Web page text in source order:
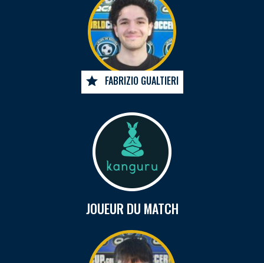
FABRIZIO GUALTIERI
JOUEUR DU MATCH